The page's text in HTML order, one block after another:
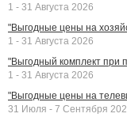
1 - 31 Августа 2026
"Выгодные цены на
1 - 31 Августа 2026
"Выгодный комплект при
1 - 31 Августа 2026
"Выгодные цены на
31 Июля - 7 Сентября